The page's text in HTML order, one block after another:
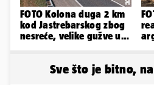
FOTO Kolona duga 2 km
kod Jastrebarskog zbog
nesreće, velike gužve u
Sve što je bitno,